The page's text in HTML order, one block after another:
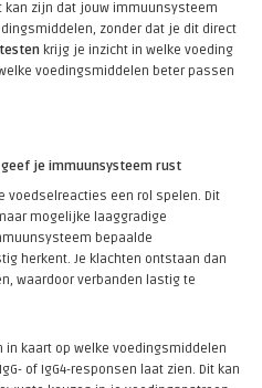
kan zijn dat jouw immuunsysteem
zonder dat je dit direct
krijg je inzicht in welke voeding
voedingsmiddelen beter passen
je immuunsysteem rust
voedselreacties een rol spelen. Dit
mogelijke laaggradige
bepaalde
herkent. Je klachten ontstaan dan
waardoor verbanden lastig te
in kaart op welke voedingsmiddelen
of IgG4-responsen laat zien. Dit kan